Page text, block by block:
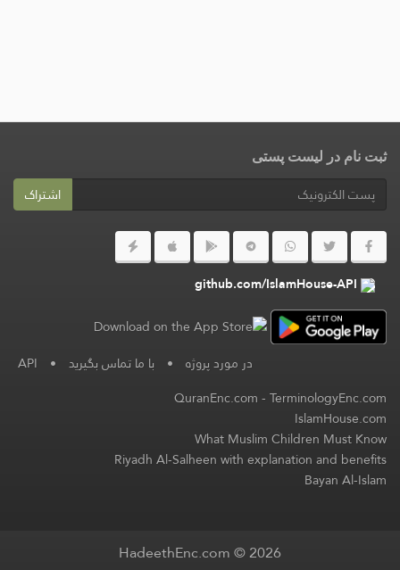
ثبت نام در لیست پستی
اشتراک
github.com/IslamHouse-API
در مورد پروژه • با ما تماس بگیرید •
API
QuranEnc.com-TerminologyEnc.com
IslamHouse.com
What Muslim Children Must Know
Riyadh Al-Salheen with explanation and benefits
Bayan Al-Islam
HadeethEnc.com © 2026